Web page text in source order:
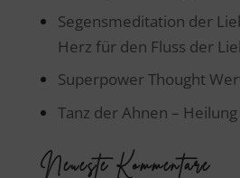
Segensmeditation der
Herz für den Fluss der
Superpower Thought
Tanz der Ahnen –
Neueste Kommentare